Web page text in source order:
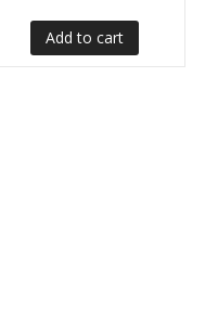
Add to cart